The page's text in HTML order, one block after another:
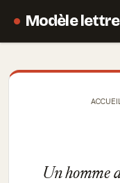
Modèle
Un homme